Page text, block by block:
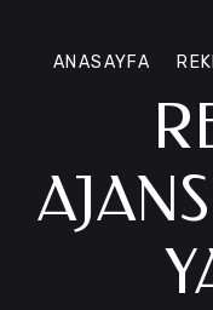
ANASAYFA